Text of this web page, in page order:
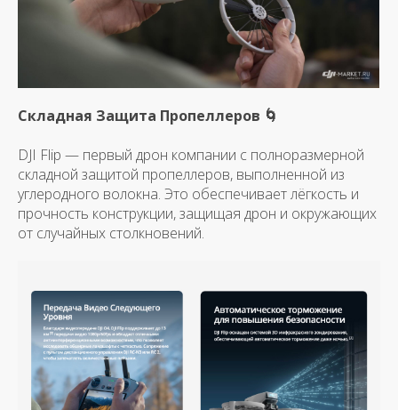
Складная Защита Пропеллеров 🌀
DJI Flip — первый дрон компании с полноразмерной
складной защитой пропеллеров, выполненной из
углеродного волокна. Это обеспечивает лёгкость и
прочность конструкции, защищая дрон и окружающих
от случайных столкновений.